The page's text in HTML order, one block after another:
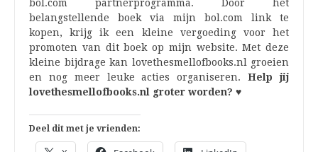
bol.com partnerprogramma. Door het
belangstellende boek via mijn bol.com link te
kopen, krijg ik een kleine vergoeding voor het
promoten van dit boek op mijn website. Met deze
kleine bijdrage kan lovethesmellofbooks.nl groeien
en nog meer leuke acties organiseren.Help jij
lovethesmellofbooks.nl groter worden? ♥
Deel dit met je vrienden: